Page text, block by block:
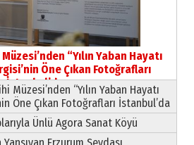
Sebahattin Şirin’e
Pazartesi
“Yılın Yaban Hayatı
Öne Çıkan Fotoğrafları
İstanbul’da
Müzesi’nden “Yılın Yaban Hayatı
Öne Çıkan Fotoğrafları İstanbul’da
Ünlü Agora Sanat Köyü